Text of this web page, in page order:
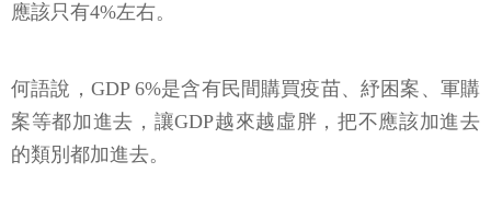
應該只有4%左右。
何語說，GDP 6%是含有民間購買疫苗、紓困案、軍購
案等都加進去，讓GDP越來越虛胖，把不應該加進去
的類別都加進去。